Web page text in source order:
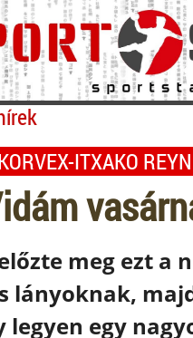
ITXAKO
meg ezt a
lányoknak,
legyen egy